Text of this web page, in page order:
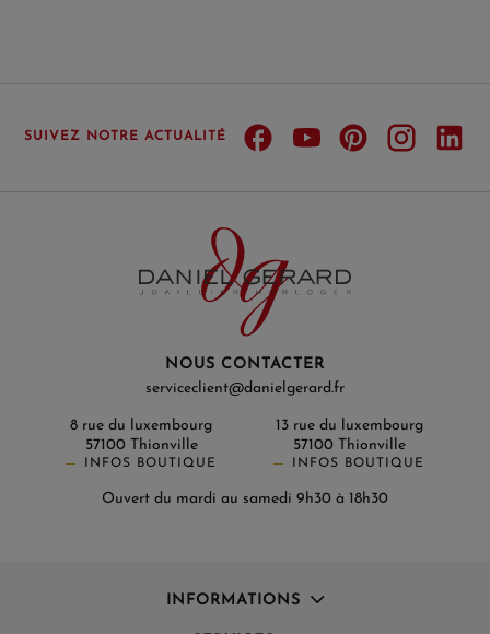
SUIVEZ NOTRE ACTUALITÉ
NOUS CONTACTER
serviceclient@danielgerard.fr
8 rue du luxembourg
57100 Thionville
INFOS BOUTIQUE
13 rue du luxembourg
57100 Thionville
INFOS BOUTIQUE
Ouvert du mardi au samedi 9h30 à 18h30
INFORMATIONS